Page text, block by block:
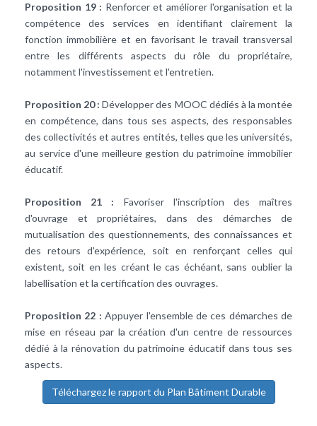
Proposition 19 : Renforcer et améliorer l'organisation et la
compétence des services en identifiant clairement la
fonction immobilière et en favorisant le travail transversal
entre les différents aspects du rôle du propriétaire,
notamment l'investissement et l'entretien.
Proposition 20 : Développer des MOOC dédiés à la montée
en compétence, dans tous ses aspects, des responsables
des collectivités et autres entités, telles que les universités,
au service d'une meilleure gestion du patrimoine immobilier
éducatif.
Proposition 21 : Favoriser l'inscription des maîtres
d'ouvrage et propriétaires, dans des démarches de
mutualisation des questionnements, des connaissances et
des retours d'expérience, soit en renforçant celles qui
existent, soit en les créant le cas échéant, sans oublier la
labellisation et la certification des ouvrages.
Proposition 22 : Appuyer l'ensemble de ces démarches de
mise en réseau par la création d'un centre de ressources
dédié à la rénovation du patrimoine éducatif dans tous ses
aspects.
Téléchargez le rapport du Plan Bâtiment Durable